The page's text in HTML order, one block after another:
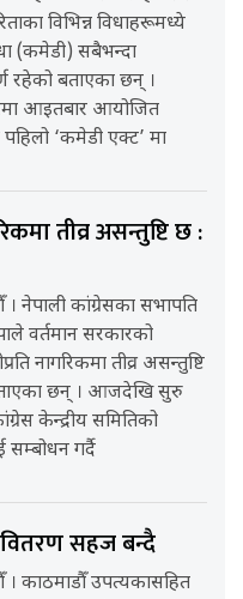
विभिन्न विधाहरूमध्ये
(कमेडी) सबैभन्दा
रहेको बताएका छन् ।
आइतबार आयोजित
‘कमेडी एक्ट’ मा
तीव्र असन्तुष्टि छ :
। नेपाली कांग्रेसका सभापति
वर्तमान सरकारको
नागरिकमा तीव्र असन्तुष्टि
छन् । आजदेखि सुरु
केन्द्रीय समितिको
गर्दै
सहज बन्दै
। काठमाडौँ उपत्यकासहित